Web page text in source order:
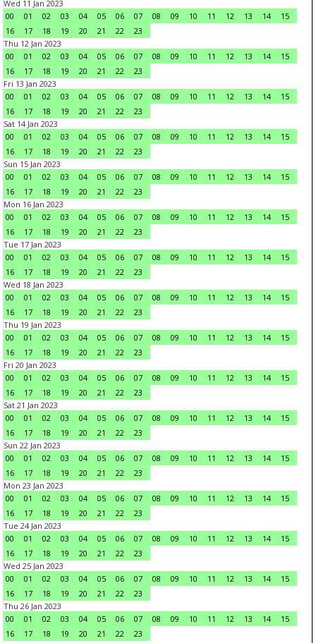
Wed 11 Jan 2023
00
01 02 03 04 05 06 07 08 09 10 11 12 13 14
15
16
17 18 19 20 21 22
23
Thu 12 Jan 2023
00
01 02 03 04 05 06 07 08 09 10 11 12 13 14
15
16
17 18 19 20 21 22
23
Fri 13 Jan 2023
00
01 02 03 04 05 06 07 08 09 10 11 12 13 14
15
16
17 18 19 20 21 22
23
Sat 14 Jan 2023
00
01 02 03 04 05 06 07 08 09 10 11 12 13 14
15
16
17 18 19 20 21 22
23
Sun 15 Jan 2023
00
01 02 03 04 05 06 07 08 09 10 11 12 13 14
15
16
17 18 19 20 21 22
23
Mon 16 Jan 2023
00
01 02 03 04 05 06 07 08 09 10 11 12 13 14
15
16
17 18 19 20 21 22
23
Tue 17 Jan 2023
00
01 02 03 04 05 06 07 08 09 10 11 12 13 14
15
16
17 18 19 20 21 22
23
Wed 18 Jan 2023
00
01 02 03 04 05 06 07 08 09 10 11 12 13 14
15
16
17 18 19 20 21 22
23
Thu 19 Jan 2023
00
01 02 03 04 05 06 07 08 09 10 11 12 13 14
15
16
17 18 19 20 21 22
23
Fri 20 Jan 2023
00
01 02 03 04 05 06 07 08 09 10 11 12 13 14
15
16
17 18 19 20 21 22
23
Sat 21 Jan 2023
00
01 02 03 04 05 06 07 08 09 10 11 12 13 14
15
16
17 18 19 20 21 22
23
Sun 22 Jan 2023
00
01 02 03 04 05 06 07 08 09 10 11 12 13 14
15
16
17 18 19 20 21 22
23
Mon 23 Jan 2023
00
01 02 03 04 05 06 07 08 09 10 11 12 13 14
15
16
17 18 19 20 21 22
23
Tue 24 Jan 2023
00
01 02 03 04 05 06 07 08 09 10 11 12 13 14
15
16
17 18 19 20 21 22
23
Wed 25 Jan 2023
00
01 02 03 04 05 06 07 08 09 10 11 12 13 14
15
16
17 18 19 20 21 22
23
Thu 26 Jan 2023
00
01 02 03 04 05 06 07 08 09 10 11 12 13 14
15
16
17 18 19 20 21 22
23